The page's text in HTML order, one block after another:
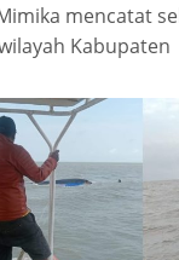
mencatat
Kabupaten